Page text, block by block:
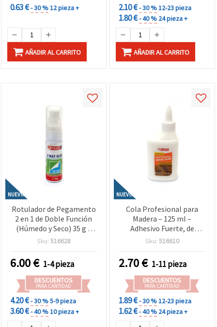
0.63 €- 30 %12 pieza +
AÑADIR AL CARRITO
2.10 €- 30 %12-23 pieza
1.80 €- 40 % 24 pieza +
AÑADIR AL CARRITO
NUEVO
Rotulador de Pegamento
2 en 1 de Doble Función
(Húmedo y Seco) 35 g –
Ideal para Manualidades
Proyectos DIY
Sku: 516628
6.00€ 1-4 pieza
DESCUENTOS
PARA CANTIDAD
4.20 €- 30 %5-9 pieza
3.60 €- 40 %10 pieza +
NUEVO
Cola Profesional para
Madera – 125 ml –
Adhesivo Fuerte, de
Secado Rápido y Duradero
Reparación de Muebles y
Manualidades DIY
Sku: 516610
2.70€ 1-11 pieza
DESCUENTOS
PARA CANTIDAD
1.89 €- 30 %12-23 pieza
1.62 €- 40 % 24 pieza +